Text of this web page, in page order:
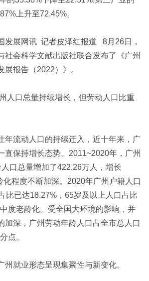
上升至72.45%。
发展网讯 记者皮泽红报道 8月26日，
社会科学文献出版社联合发布了《广州
展报告（2022）》。
人口总量持续增长，但劳动人口比重
年流动人口的持续迁入，近十年来，广
直保持增长态势。2011~2020年，广州
口总量增加了422.26万人，增长
化程度不断加深。2020年广州户籍人口
比已达18.27%，65岁及以上人口占比
度老龄化。受全国大环境的影响，并
加深，广州劳动年龄人口占全市总人口
点。
州就业形态呈现集聚性与新变化。